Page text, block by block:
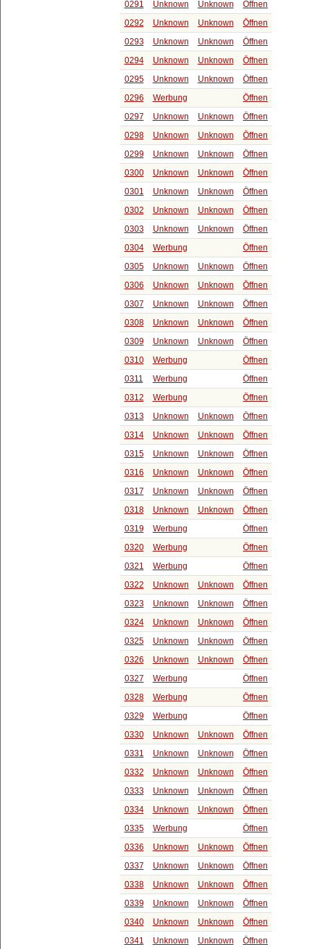
0291 Unknown Unknown
Öffnen
0292
Unknown Unknown
Öffnen
0293
Unknown Unknown
Öffnen
0294
Unknown Unknown
Öffnen
0295
Unknown Unknown
Öffnen
0296
Werbung
Öffnen
0297
Unknown Unknown
Öffnen
0298
Unknown Unknown
Öffnen
0299
Unknown Unknown
Öffnen
0300
Unknown Unknown
Öffnen
0301
Unknown Unknown
Öffnen
0302
Unknown Unknown
Öffnen
0303
Unknown Unknown
Öffnen
0304
Werbung
Öffnen
0305
Unknown Unknown
Öffnen
0306
Unknown Unknown
Öffnen
0307
Unknown Unknown
Öffnen
0308
Unknown Unknown
Öffnen
0309
Unknown Unknown
Öffnen
0310
Werbung
Öffnen
0311
Werbung
Öffnen
0312
Werbung
Öffnen
0313
Unknown Unknown
Öffnen
0314
Unknown Unknown
Öffnen
0315
Unknown Unknown
Öffnen
0316
Unknown Unknown
Öffnen
0317
Unknown Unknown
Öffnen
0318
Unknown Unknown
Öffnen
0319
Werbung
Öffnen
0320
Werbung
Öffnen
0321
Werbung
Öffnen
0322
Unknown Unknown
Öffnen
0323
Unknown Unknown
Öffnen
0324
Unknown Unknown
Öffnen
0325
Unknown Unknown
Öffnen
0326
Unknown Unknown
Öffnen
0327
Werbung
Öffnen
0328
Werbung
Öffnen
0329
Werbung
Öffnen
0330
Unknown Unknown
Öffnen
0331
Unknown Unknown
Öffnen
0332
Unknown Unknown
Öffnen
0333
Unknown Unknown
Öffnen
0334
Unknown Unknown
Öffnen
0335
Werbung
Öffnen
0336
Unknown Unknown
Öffnen
0337
Unknown Unknown
Öffnen
0338
Unknown Unknown
Öffnen
0339
Unknown Unknown
Öffnen
0340
Unknown Unknown
Öffnen
0341
Unknown Unknown
Öffnen